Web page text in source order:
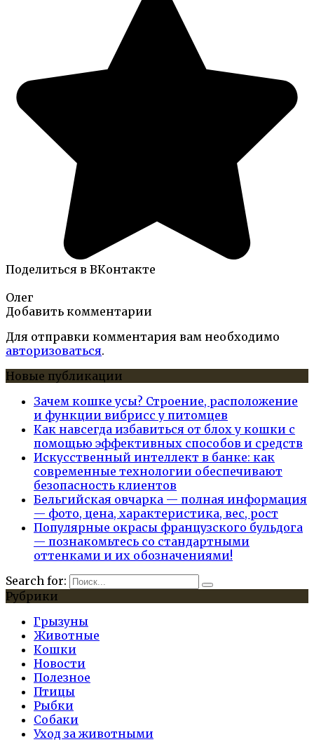
Поделиться в ВКонтакте
Олег
Добавить комментарии
Для отправки комментария вам необходимо
авторизоваться.
Новые публикации
Зачем кошке усы? Строение, расположение
и функции вибрисс у питомцев
Как навсегда избавиться от блох у кошки с
помощью эффективных способов и средств
Искусственный интеллект в банке: как
современные технологии обеспечивают
безопасность клиентов
Бельгийская овчарка — полная информация
— фото, цена, характеристика, вес, рост
Популярные окрасы французского бульдога
— познакомьтесь со стандартными
оттенками и их обозначениями!
Search for:
Рубрики
Грызуны
Животные
Кошки
Новости
Полезное
Птицы
Рыбки
Собаки
Уход за животными